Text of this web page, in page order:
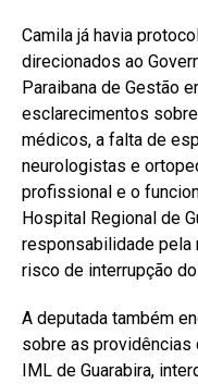
Camila já havia
direcionados ao
Paraibana de Gestão
esclarecimentos
médicos, a falta de
neurologistas e
profissional e o
Hospital Regional de
responsabilidade pela
risco de interrupção
A deputada também
sobre as providências
IML de Guarabira,